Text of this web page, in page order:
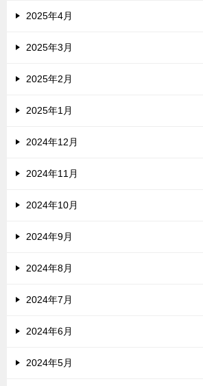
2025年4月
2025年3月
2025年2月
2025年1月
2024年12月
2024年11月
2024年10月
2024年9月
2024年8月
2024年7月
2024年6月
2024年5月